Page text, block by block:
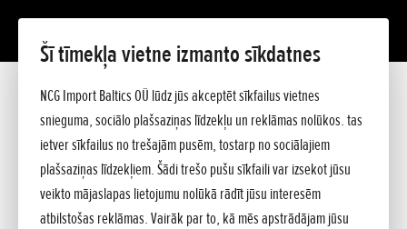
Šī tīmekļa vietne izmanto sīkdatnes
NCG Import Baltics OÜ lūdz jūs akceptēt sīkfailus vietnes
snieguma, sociālo plašsaziņas līdzekļu un reklāmas nolūkos. tas
ietver sīkfailus no trešajām pusēm, tostarp no sociālajiem
plašsaziņas līdzekļiem. Šādi trešo pušu sīkfaili var izsekot jūsu
veikto mājaslapas lietojumu nolūkā rādīt jūsu interesēm
atbilstošas reklāmas. Vairāk par to, kā mēs apstrādājam jūsu
Par Honda
Nākotne
Jaunumi
HONDA PASAULE TIEŠI ŠEIT, TIEŠI
TAGAD